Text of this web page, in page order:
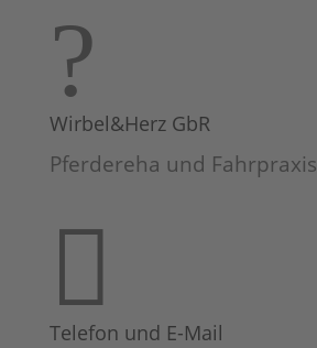
?
Wirbel&Herz GbR
Pferdereha und Fahrpraxis

Telefon und E-Mail